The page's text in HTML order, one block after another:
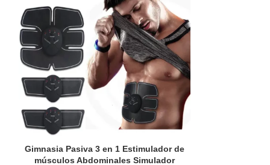
Gimnasia Pasiva 3 en 1 Estimulador de
músculos Abdominales Simulador